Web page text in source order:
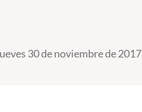
30 de noviembre de 2017